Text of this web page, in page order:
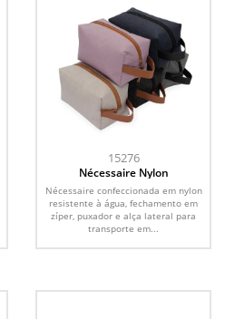
15276
Nécessaire Nylon
Nécessaire confeccionada em nylon
resistente à água, fechamento em
zíper, puxador e alça lateral para
transporte em...